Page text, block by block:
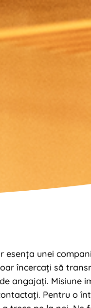
esența unei
încercați să
angajați. Misiune
Pentru o